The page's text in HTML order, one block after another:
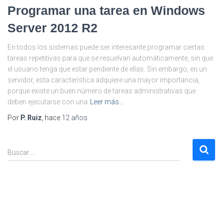
Programar una tarea en Windows
Server 2012 R2
En todos los sistemas puede ser interesante programar ciertas
tareas repetitivas para que se resuelvan automáticamente, sin que
el usuario tenga que estar pendiente de ellas. Sin embargo, en un
servidor, esta característica adquiere una mayor importancia,
porque existe un buen número de tareas administrativas que
deben ejecutarse con una Leer más…
Por P. Ruiz, hace 12 años
B
u
Buscar …